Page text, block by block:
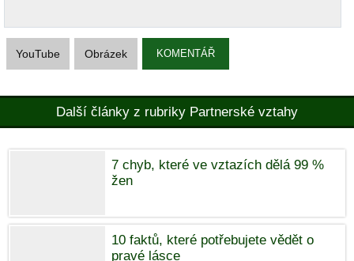
YouTube Obrázek KOMENTÁŘ
Další články z rubriky Partnerské vztahy
7 chyb, které ve vztazích dělá 99 %
žen
10 faktů, které potřebujete vědět o
pravé lásce